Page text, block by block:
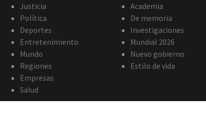
Justicia
Política
Deportes
Entretenimiento
Mundo
Regiones
Empresas
Salud
Academia
De memoria
Investigaciones
Mundial 2026
Nuevo gobierno
Estilo de vida